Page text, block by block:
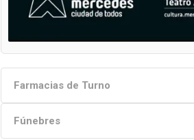
Farmacias de Turno
Fúnebres